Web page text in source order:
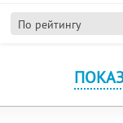
По рейтингу